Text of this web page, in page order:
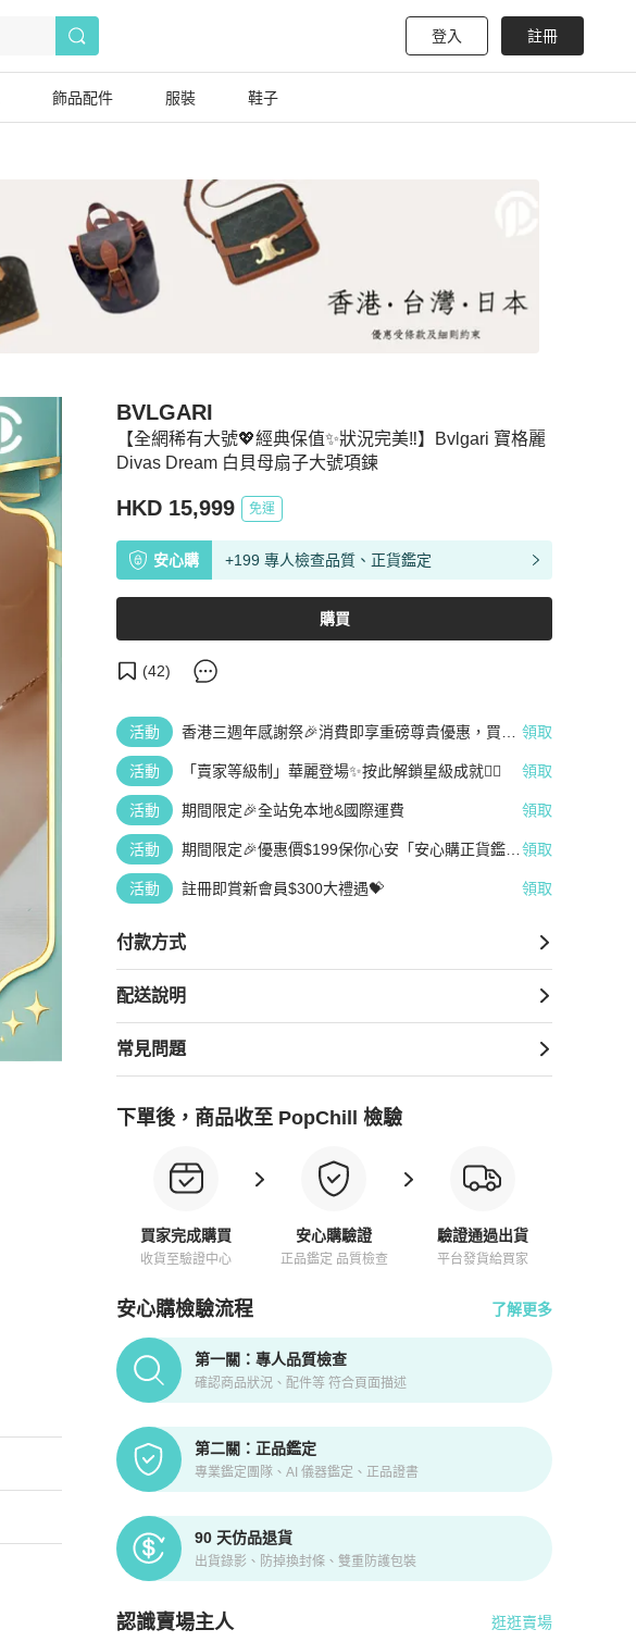
登入 註冊
飾品配件 服裝 鞋子
【全網稀有大號💖經典保值✨狀況完美‼️】Bvlgari 寶格麗
Divas Dream 白貝母扇子大號項鍊
BVLGARI
HKD 15,999 免運
安心購 +199 專人檢查品質、正貨鑑定
購買
(42)
活動
香港三週年感謝祭🎉消費即享重磅尊貴優惠，買越
領取
活動 「賣家等級制」華麗登場✨按此解鎖星級成就👆🏻 領取
活動 期間限定🎉全站免本地&國際運費 領取
活動
期間限定🎉優惠價$199保你心安「安心購正貨鑑
領取
活動 註冊即賞新會員$300大禮遇💝 領取
付款方式
配送說明
常見問題
下單後，商品收至 PopChill 檢驗
買家完成購買
收貨至驗證中心
安心購驗證
正品鑑定 品質檢查
驗證通過出貨
平台發貨給買家
安心購檢驗流程 了解更多
PopChill拍拍圈正品驗證、安心購檢驗流程介紹
第一關：專人品質檢查
確認商品狀況、配件等 符合頁面描述
第二關：正品鑑定
專業鑑定團隊、AI 儀器鑑定、正品證書
90 天仿品退貨
出貨錄影、防掉換封條、雙重防護包裝
認識賣場主人
PopChill 拍拍圈嚴選賣家
逛逛賣場